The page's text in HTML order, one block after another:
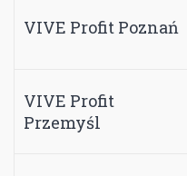
VIVE Profit Poznań
VIVE Profit
Przemyśl